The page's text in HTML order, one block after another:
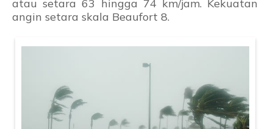
Indeks I
Indeks K
Indeks M
Indeks N
atau setara 63 hingga 74 km/jam. Kekuatan
angin setara skala Beaufort 8.